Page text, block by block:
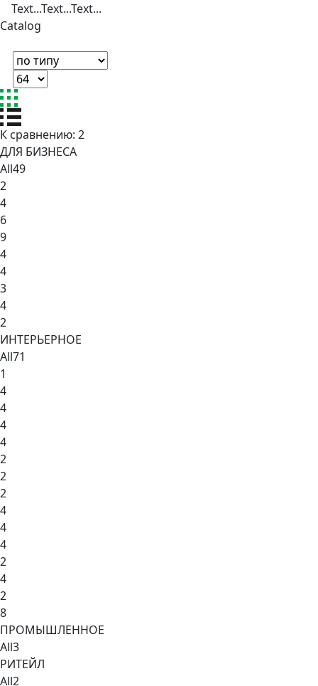
Text...Text...Text...
Catalog
К сравнению: 2
ДЛЯ БИЗНЕСА
All49
2
4
6
9
4
4
3
4
2
ИНТЕРЬЕРНОЕ
All71
1
4
4
4
4
2
2
2
4
4
4
2
4
2
8
ПРОМЫШЛЕННОЕ
All3
РИТЕЙЛ
All2